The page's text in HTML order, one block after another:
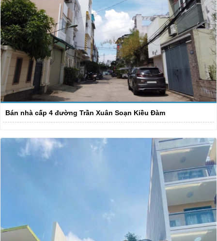
Bán nhà cấp 4 đường Trần Xuân Soạn Kiều Đàm